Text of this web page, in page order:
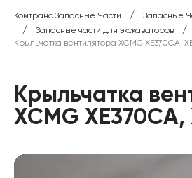
Комтранс Запасные Части / Запасные
/ Запасные части для экскаваторов /
Крыльчатка вентилятора XCMG XE370CA,
Крыльчатка
XCMG XE370CA,